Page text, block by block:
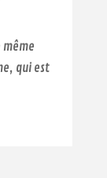
qui est